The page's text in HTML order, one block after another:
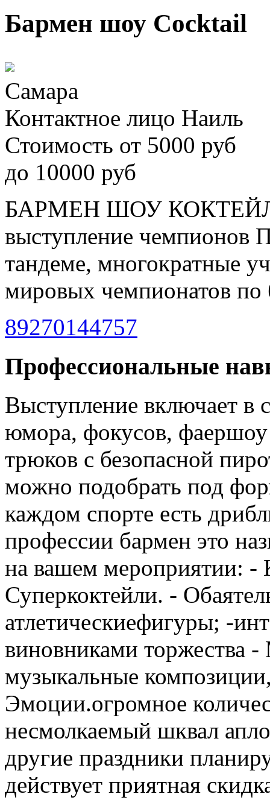
Бармен шоу Cocktail
Самара
Контактное лицо Наиль
Стоимость от 5000 руб
до 10000 руб
БАРМЕН ШОУ КОКТЕЙЛЬ
выступление чемпионов
тандеме, многократные
мировых чемпионатов по
89270144757
Профессиональные
Выступление включает в
юмора, фокусов,
трюков с безопасной
можно подобрать под
каждом спорте есть
профессии бармен это
на вашем мероприятии: -
Суперкоктейли. -
атлетическиефигуры; -
виновниками торжества
музыкальные
Эмоции.огромное
несмолкаемый шквал
другие праздники
действует приятная